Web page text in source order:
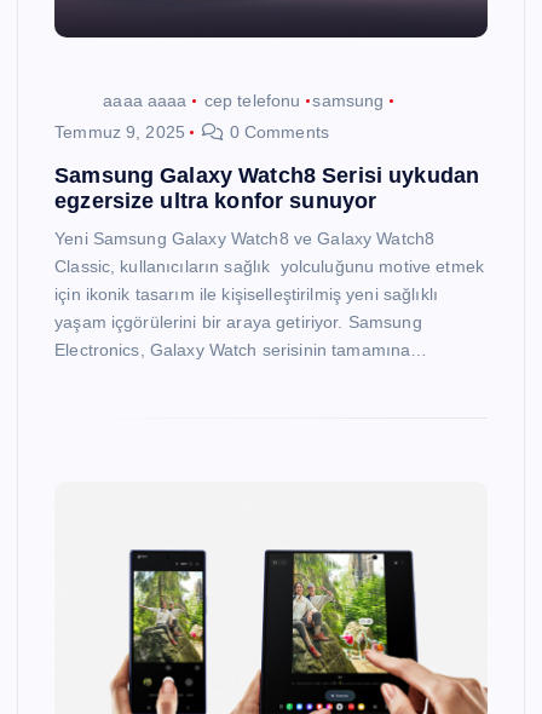
aaaa aaaa cep telefonu
samsung
Temmuz 9, 2025
0 Comments
Samsung Galaxy Watch8 Serisi uykudan
egzersize ultra konfor sunuyor
Yeni Samsung Galaxy Watch8 ve Galaxy Watch8
Classic, kullanıcıların sağlık yolculuğunu motive etmek
için ikonik tasarım ile kişiselleştirilmiş yeni sağlıklı
yaşam içgörülerini bir araya getiriyor. Samsung
Electronics, Galaxy Watch serisinin tamamına…